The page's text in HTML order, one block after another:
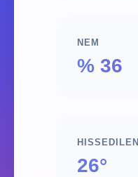
NEM
% 36
HISSEDILEN
26°